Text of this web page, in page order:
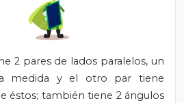
2 pares de lados paralelos, un
medida y el otro par tiene
éstos; también tiene 2 ángulos